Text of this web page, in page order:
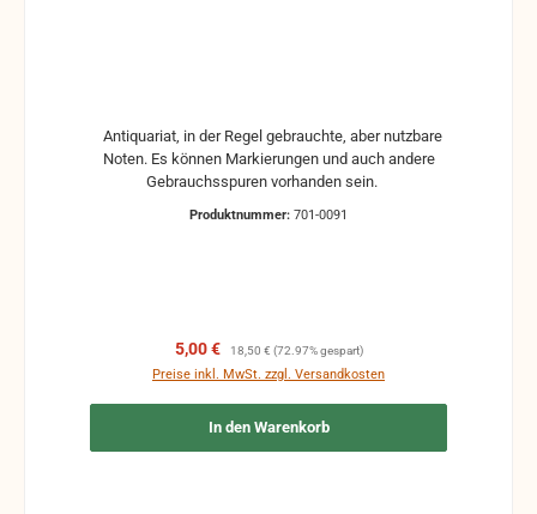
Noten. Es können Markierungen und auch andere
Produktnummer: 701-0091
Verkaufspreis:
5,00 € Regulärer Preis:
18,50 € (72.97% gespart)
Preise inkl. MwSt. zzgl. Versandkosten
In den Warenkorb